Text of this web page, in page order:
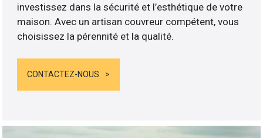
investissez dans la sécurité et l’esthétique de votre
maison. Avec un artisan couvreur compétent, vous
choisissez la pérennité et la qualité.
CONTACTEZ-NOUS